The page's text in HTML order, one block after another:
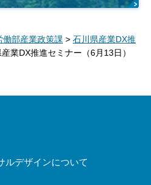
働部産業政策課 > 石川県産業DX推
業DX推進セミナー（6月13日）
ルデザインについて